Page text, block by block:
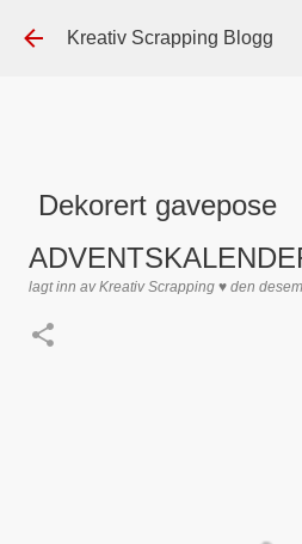
Gå til
Kreativ Scrapping Blogg
Dekorert gavepose
lagt inn avKreativ Scrapping ♥ den